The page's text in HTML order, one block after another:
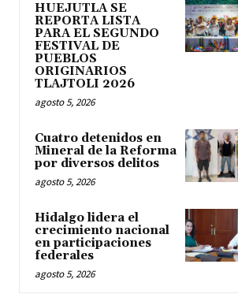
HUEJUTLA SE
REPORTA LISTA
PARA EL SEGUNDO
FESTIVAL DE
PUEBLOS
ORIGINARIOS
TLAJTOLI 2026
agosto 5, 2026
Cuatro detenidos en
Mineral de la Reforma
por diversos delitos
agosto 5, 2026
Hidalgo lidera el
crecimiento nacional
en participaciones
federales
agosto 5, 2026